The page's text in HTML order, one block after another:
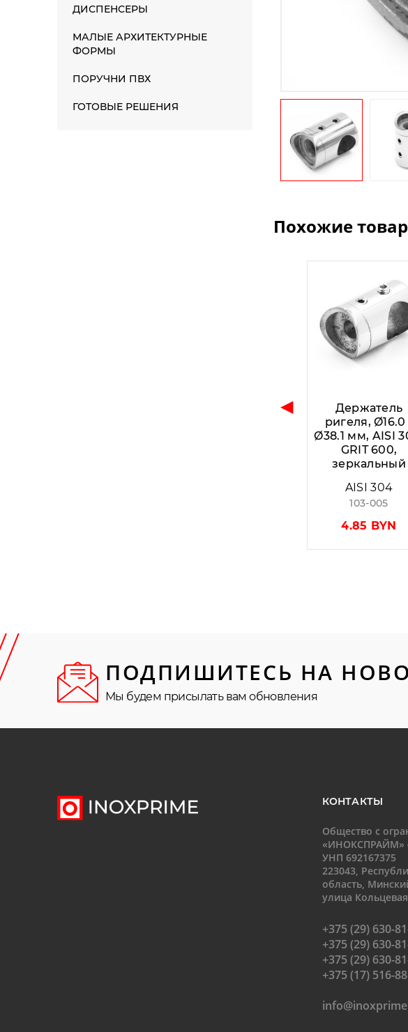
ДИСПЕНСЕРЫ
МАЛЫЕ АРХИТЕКТУРНЫЕ
ФОРМЫ
ПОРУЧНИ ПВХ
ГОТОВЫЕ РЕШЕНИЯ
Похожие
◀
Держатель
ригеля, Ø16.0
Ø38.1 мм, AISI
GRIT 600,
зеркальный
AISI 304
103-005
4.85 BYN
ПОДПИШИТЕСЬ НА
Мы будем присылать вам обновления
КОНТАКТЫ
Общество с
УНП 692167375
223043,
область,
улица
+375 (29) 630-
+375 (29) 630-
+375 (29) 630-
+375 (17) 516-